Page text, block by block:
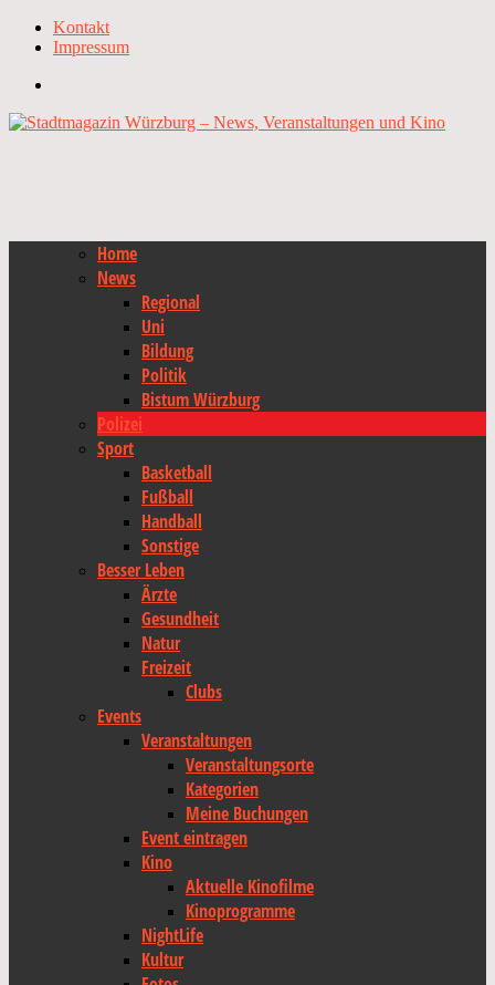
Kontakt
Impressum
Home
News
Regional
Uni
Bildung
Politik
Bistum Würzburg
Polizei
Sport
Basketball
Fußball
Handball
Sonstige
Besser Leben
Ärzte
Gesundheit
Natur
Freizeit
Clubs
Events
Veranstaltungen
Veranstaltungsorte
Kategorien
Meine Buchungen
Event eintragen
Kino
Aktuelle Kinofilme
Kinoprogramme
NightLife
Kultur